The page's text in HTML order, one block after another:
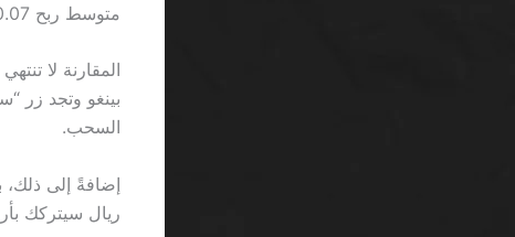
متوسط ربح 0.07 ريال، وهو ما يقترب من ربح بينغو في أسوأ حالاته.
المقارنة لا
السحب.
ريال سيتركك